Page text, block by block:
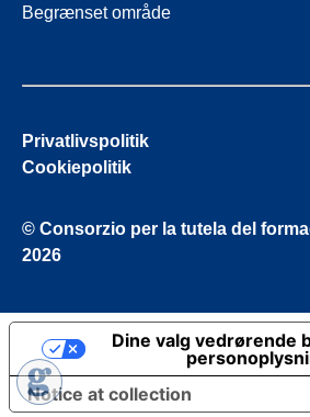
Begrænset område
Privatlivspolitik
Cookiepolitik
© Consorzio per la tutela del
2026
Notice at collection
Dine valg vedrørende